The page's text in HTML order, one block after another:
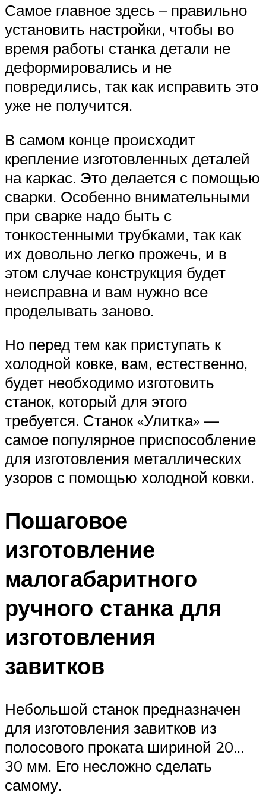
Самое главное здесь – правильно
установить настройки, чтобы во
время работы станка детали не
деформировались и не
повредились, так как исправить это
уже не получится.
В самом конце происходит
крепление изготовленных деталей
на каркас. Это делается с помощью
сварки. Особенно внимательными
при сварке надо быть с
тонкостенными трубками, так как
их довольно легко прожечь, и в
этом случае конструкция будет
неисправна и вам нужно все
проделывать заново.
Но перед тем как приступать к
холодной ковке, вам, естественно,
будет необходимо изготовить
станок, который для этого
требуется. Станок «Улитка» —
самое популярное приспособление
для изготовления металлических
узоров с помощью холодной ковки.
Пошаговое
изготовление
малогабаритного
ручного станка для
изготовления
завитков
Небольшой станок предназначен
для изготовления завитков из
полосового проката шириной 20…
30 мм. Его несложно сделать
самому.